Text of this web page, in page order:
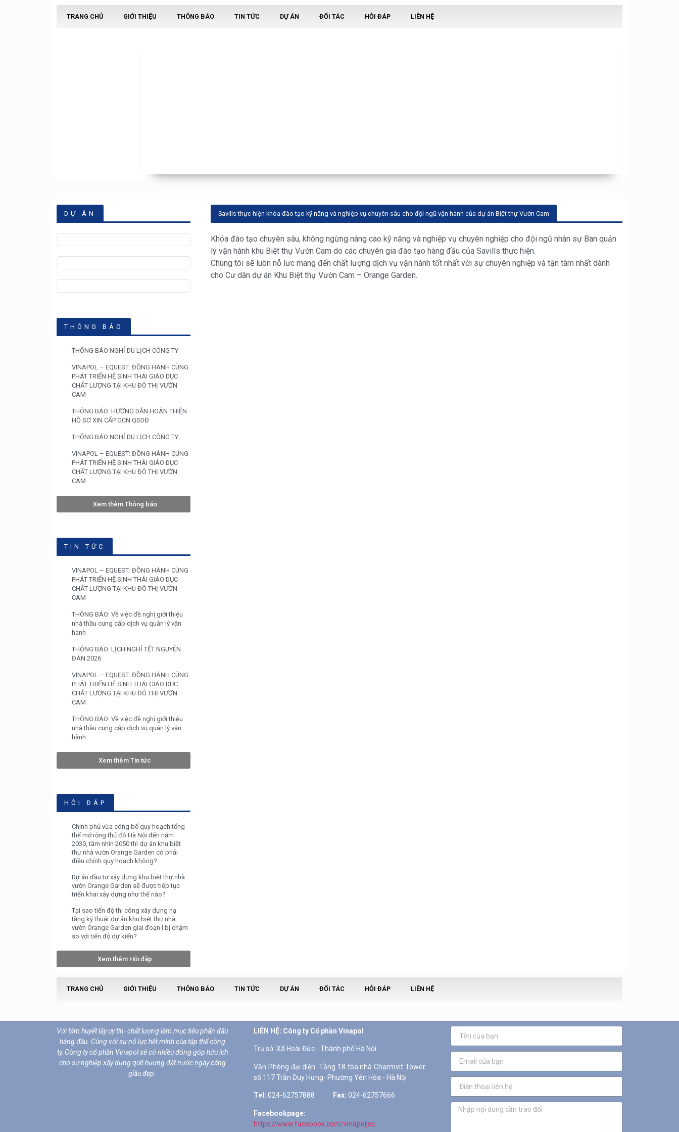
TRANG CHỦ GIỚI THIỆU THÔNG BÁO TIN TỨC DỰ ÁN ĐỐI TÁC HỎI ĐÁP LIÊN HỆ
DỰ ÁN
THÔNG BÁO
THÔNG BÁO NGHỈ DU LỊCH CÔNG TY
VINAPOL – EQUEST: ĐỒNG HÀNH CÙNG
PHÁT TRIỂN HỆ SINH THÁI GIÁO DỤC
CHẤT LƯỢNG TẠI KHU ĐÔ THỊ VƯỜN
CAM
THÔNG BÁO: HƯỚNG DẪN HOÀN THIỆN
HỒ SƠ XIN CẤP GCN QSDĐ
THÔNG BÁO NGHỈ DU LỊCH CÔNG TY
VINAPOL – EQUEST: ĐỒNG HÀNH CÙNG
PHÁT TRIỂN HỆ SINH THÁI GIÁO DỤC
CHẤT LƯỢNG TẠI KHU ĐÔ THỊ VƯỜN
CAM
Xem thêm Thông báo
TIN TỨC
VINAPOL – EQUEST: ĐỒNG HÀNH CÙNG
PHÁT TRIỂN HỆ SINH THÁI GIÁO DỤC
CHẤT LƯỢNG TẠI KHU ĐÔ THỊ VƯỜN
CAM
THÔNG BÁO: Về việc đề nghị giới thiệu
nhà thầu cung cấp dịch vụ quản lý vận
hành
THÔNG BÁO: LỊCH NGHỈ TẾT NGUYÊN
ĐÁN 2026
VINAPOL – EQUEST: ĐỒNG HÀNH CÙNG
PHÁT TRIỂN HỆ SINH THÁI GIÁO DỤC
CHẤT LƯỢNG TẠI KHU ĐÔ THỊ VƯỜN
CAM
THÔNG BÁO: Về việc đề nghị giới thiệu
nhà thầu cung cấp dịch vụ quản lý vận
hành
Xem thêm Tin tức
HỎI ĐÁP
Chính phủ vừa công bố quy hoạch tổng
thể mở rộng thủ đô Hà Nội đến năm
2030, tầm nhìn 2050 thì dự án khu biệt
thự nhà vườn Orange Garden có phải
điều chỉnh quy hoạch không?
Dự án đầu tư xây dựng khu biệt thự nhà
vườn Orange Garden sẽ được tiếp tục
triển khai xây dựng như thế nào?
Tại sao tiến độ thi công xây dựng hạ
tầng kỹ thuật dự án khu biệt thự nhà
vườn Orange Garden giai đoạn I bị chậm
so với tiến độ dự kiến?
Xem thêm Hỏi đáp
Savills thực hiện khóa đào tạo kỹ năng và nghiệp vụ chuyên sâu cho đội ngũ vận hành của dự án Biệt thự Vườn Cam
Khóa đào tạo chuyên sâu, không ngừng nâng cao kỹ năng và nghiệp vụ chuyên nghiệp cho đội ngũ nhân sự Ban quản
lý vận hành khu Biệt thự Vườn Cam do các chuyên gia đào tạo hàng đầu của Savills thực hiện.
Chúng tôi sẽ luôn nỗ lưc mang đến chất lượng dịch vụ vận hành tốt nhất với sự chuyên nghiệp và tận tâm nhất dành
cho Cư dân dự án Khu Biệt thự Vườn Cam – Orange Garden.
TRANG CHỦ GIỚI THIỆU THÔNG BÁO TIN TỨC DỰ ÁN ĐỐI TÁC HỎI ĐÁP LIÊN HỆ
Với tâm huyết lấy uy tín- chất lượng làm mục tiêu phấn đấu
hàng đầu. Cùng với sự nỗ lực hết mình của tập thể công
ty, Công ty cổ phần Vinapol sẽ có nhiều đóng góp hữu ích
cho sự nghiệp xây dựng quê hương đất nước ngày càng
giầu đẹp.
LIÊN HỆ: Công ty Cổ phần Vinapol
Tel: 024-62757888 Fax: 024-62757666
Facebookpage:
https://www.facebook.com/vinapoljsc